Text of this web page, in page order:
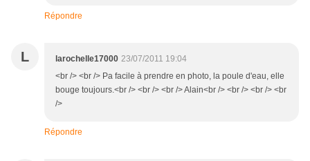
Répondre
L larochelle17000 23/07/2011 19:04
<br /> <br /> Pa facile à prendre en photo, la poule d'eau, elle
bouge toujours.<br /> <br /> <br /> Alain<br /> <br /> <br /> <br
/>
Répondre